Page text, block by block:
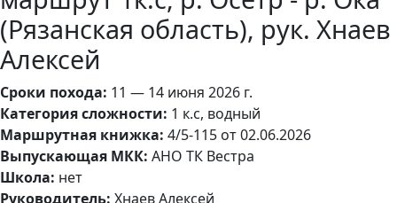
(Рязанская область), рук. Хнаев
Алексей
Сроки похода: 11 — 14 июня 2026 г.
Категория сложности: 1 к.с, водный
Маршрутная книжка: 4/5-115 от 02.06.2026
Выпускающая МКК: АНО ТК Вестра
Школа: нет
Руководитель: Хнаев Алексей